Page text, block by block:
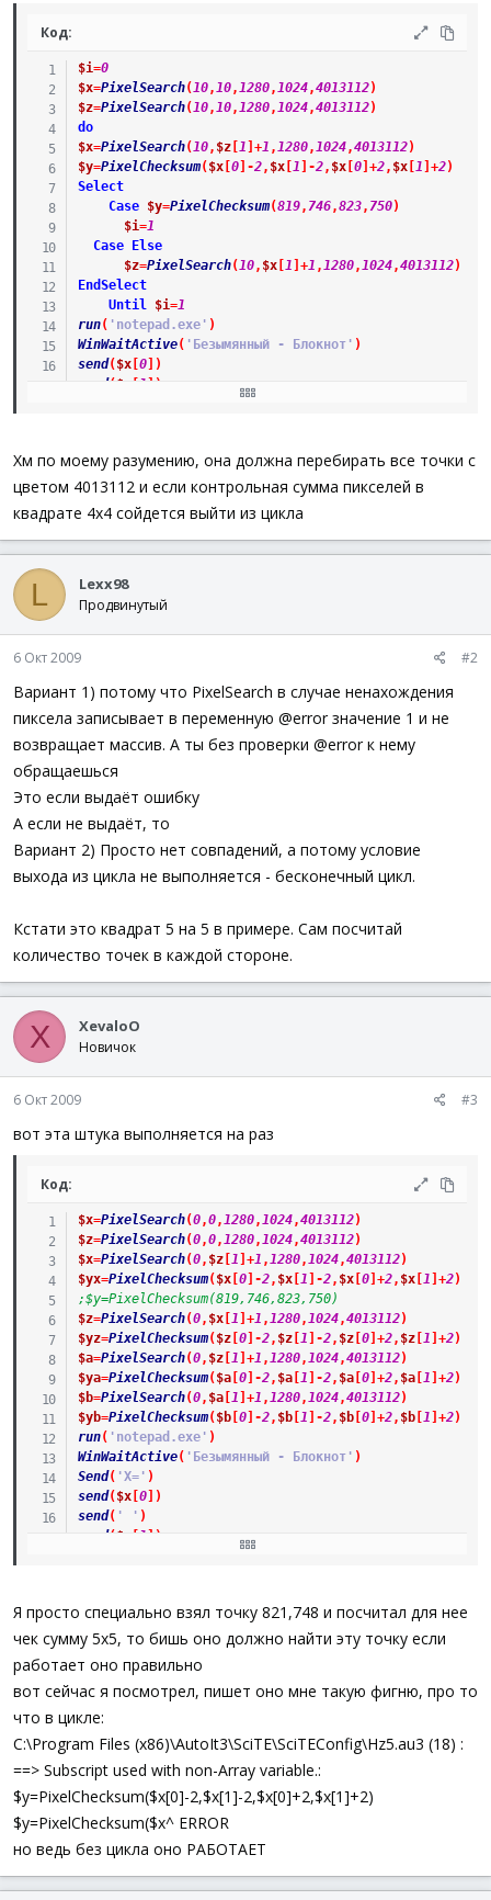
Код:
$i=0
$x=PixelSearch(10,10,1280,1024,4013112)
$z=PixelSearch(10,10,1280,1024,4013112)
do
$x=PixelSearch(10, $z[ 1 +1 ,1280,1024,4013112)
$y=PixelChecksum( $x[ 0] -2, $x[ 1 -2, $x[ 0] +2, $x[ 1 +2)
Select
Case
$y=PixelChecksum(819,746,823,750)
$i=1
Case
Else
$z=PixelSearch(10, $x[ 1 +1 ,1280,1024,4013112)
EndSelect
Until
$i=1
run( 'notepad.exe' )
WinWaitActive( 'Безымянный - Блокнот' )
send( $x[ 0]
)
send( $x [ 1 ] )
Хм по моему разумению, она должна перебирать все точки с
цветом 4013112 и если контрольная сумма пикселей в
квадрате 4х4 сойдется выйти из цикла
L Lexx98
Продвинутый
6 Окт 2009 #2
Вариант 1) потому что PixelSearch в случае ненахождения
пиксела записывает в переменную @error значение 1 и не
возвращает массив. А ты без проверки @error к нему
обращаешься
Это если выдаёт ошибку
А если не выдаёт, то
Вариант 2) Просто нет совпадений, а потому условие
выхода из цикла не выполняется - бесконечный цикл.
Кстати это квадрат 5 на 5 в примере. Сам посчитай
количество точек в каждой стороне.
X XevaloO
Новичок
6 Окт 2009 #3
вот эта штука выполняется на раз
Код:
$x=PixelSearch(0,0,1280,1024,4013112)
$z=PixelSearch(0,0,1280,1024,4013112)
$x=PixelSearch(0, $z[ 1 +1 ,1280,1024,4013112)
$yx=PixelChecksum( $x[ 0] -2, $x[ 1 -2, $x[ 0] +2, $x[ 1 +2)
;$y=PixelChecksum(819,746,823,750)
$z=PixelSearch(0, $x[ 1 +1 ,1280,1024,4013112)
$yz=PixelChecksum( $z[ 0] -2, $z[ 1 -2, $z[ 0] +2, $z[ 1 +2)
$a=PixelSearch(0, $z[ 1 +1 ,1280,1024,4013112)
$ya=PixelChecksum( $a[ 0] -2, $a[ 1 -2, $a[ 0] +2, $a[ 1 +2)
$b=PixelSearch(0, $a[ 1 +1 ,1280,1024,4013112)
$yb=PixelChecksum( $b[ 0] -2, $b[ 1 -2, $b[ 0] +2, $b[ 1 +2)
run( 'notepad.exe' )
WinWaitActive( 'Безымянный - Блокнот' )
Send( 'X=' )
send( $x[ 0]
)
send( ' ' )
send( $x [ 1 ] )
send($z[0])
send($z[1 ])
send($yz)
send (' A=')
send
send(' YA=')
send($ya)
send('{ENTER}' )
Я просто специально взял точку 821,748 и посчитал для нее
чек сумму 5х5, то бишь оно должно найти эту точку если
работает оно правильно
вот сейчас я посмотрел, пишет оно мне такую фигню, про то
что в цикле:
C:\Program Files (x86)\AutoIt3\SciTE\SciTEConfig\Hz5.au3 (18) :
==> Subscript used with non-Array variable.:
$y=PixelChecksum($x[0]-2,$x[1]-2,$x[0]+2,$x[1]+2)
$y=PixelChecksum($x^ ERROR
но ведь без цикла оно РАБОТАЕТ